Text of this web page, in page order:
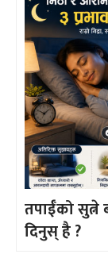
तपाईँको सुत्ने
दिनुस् है ?